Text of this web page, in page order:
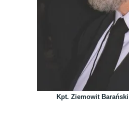
Kpt. Ziemowit